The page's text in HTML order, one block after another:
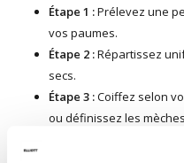
Étape 1 :Prélevez une
vos paumes.
Étape 2 :Répartissez
secs.
Étape 3 :Coiffez selon
ou définissez les
Ajoutez un